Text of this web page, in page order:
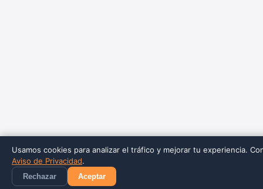
Usamos cookies para analizar el tráfico y mejorar tu experiencia.
Aviso de Privacidad.
Rechazar Aceptar